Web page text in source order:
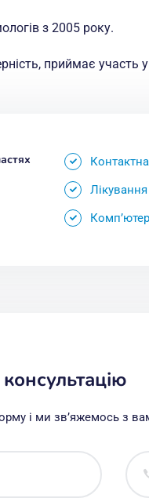
з 2005 року.
приймає участь
і ми звʼяжемось з